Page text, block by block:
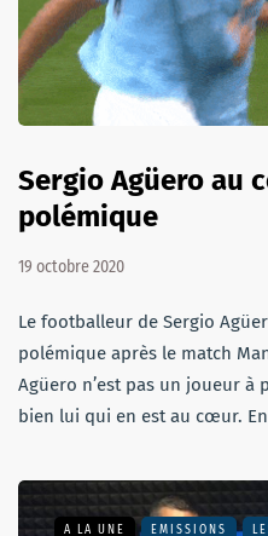
Sergio Agüero au
polémique
19 octobre 2020
Le footballeur de Sergio
polémique après le match
Agüero n’est pas un joueur à
bien lui qui en est au cœur.
A LA UNE EMISSIONS